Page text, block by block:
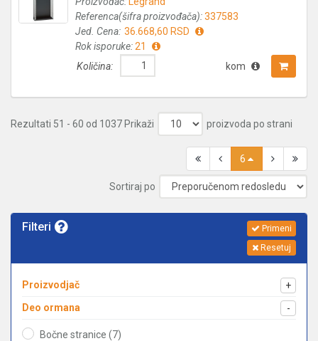
Referenca(šifra proizvođača):337583
Jed. Cena: 36.668,60 RSD
Rok isporuke:21
Količina:
kom
Rezultati 51 - 60 od 1037 Prikaži proizvoda po strani
6
Sortiraj po
Filteri
Primeni
Resetuj
Proizvodjač
+
Deo ormana
-
Bočne stranice (7)